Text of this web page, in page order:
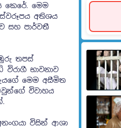
මෙම
අතිශය
සහ පාර්වතී
තපස්
භාවනාව
මෙම අසීමිත
විවාහය
විසින් ආශා